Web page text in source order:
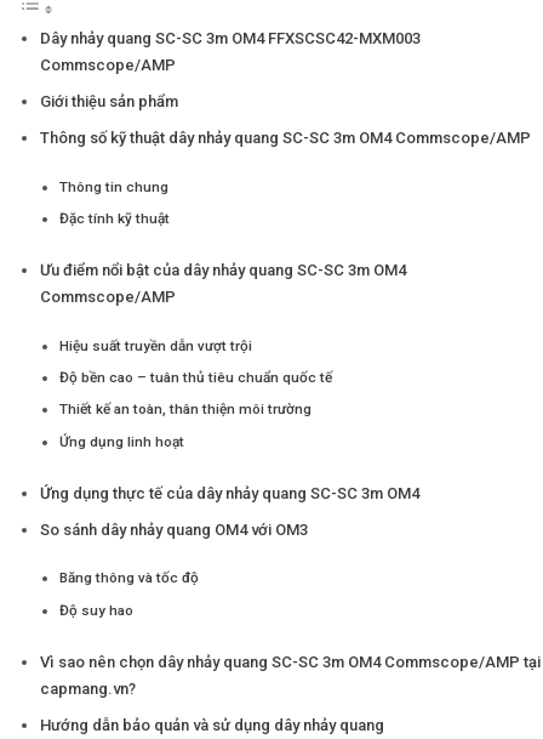
Dây nhảy quang SC-SC 3m OM4 FFXSCSC42-MXM003
Commscope/AMP
Giới thiệu sản phẩm
Thông số kỹ thuật dây nhảy quang SC-SC 3m OM4 Commscope/AMP
Thông tin chung
Đặc tính kỹ thuật
Ưu điểm nổi bật của dây nhảy quang SC-SC 3m OM4
Commscope/AMP
Hiệu suất truyền dẫn vượt trội
Độ bền cao – tuân thủ tiêu chuẩn quốc tế
Thiết kế an toàn, thân thiện môi trường
Ứng dụng linh hoạt
Ứng dụng thực tế của dây nhảy quang SC-SC 3m OM4
So sánh dây nhảy quang OM4 với OM3
Băng thông và tốc độ
Độ suy hao
Vì sao nên chọn dây nhảy quang SC-SC 3m OM4 Commscope/AMP tại
capmang.vn?
Hướng dẫn bảo quản và sử dụng dây nhảy quang